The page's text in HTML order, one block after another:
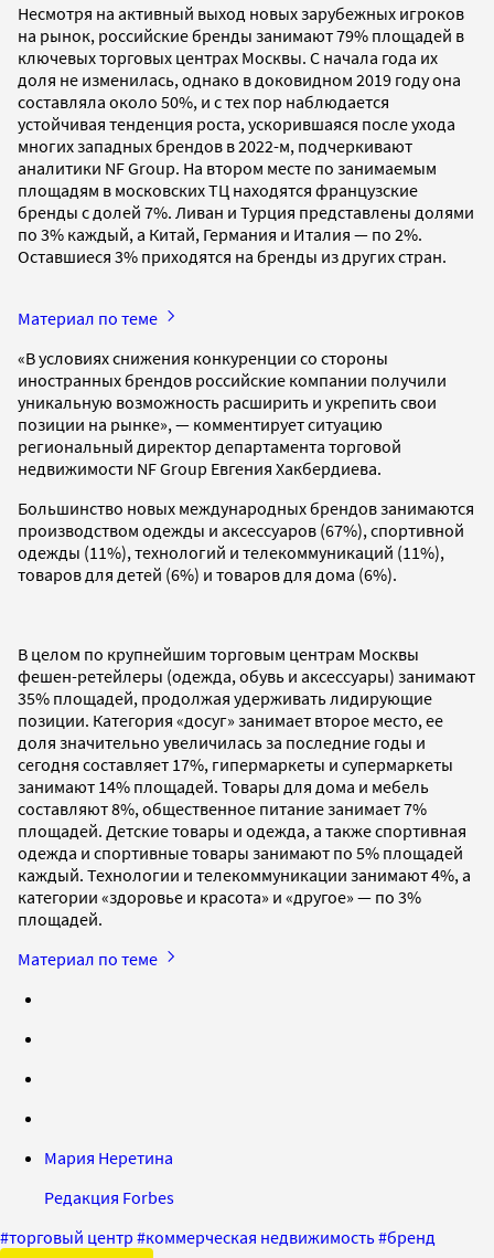
Несмотря на активный выход новых зарубежных игроков
на рынок, российские бренды занимают 79% площадей в
ключевых торговых центрах Москвы. С начала года их
доля не изменилась, однако в доковидном 2019 году она
составляла около 50%, и с тех пор наблюдается
устойчивая тенденция роста, ускорившаяся после ухода
многих западных брендов в 2022-м, подчеркивают
аналитики NF Group. На втором месте по занимаемым
площадям в московских ТЦ находятся французские
бренды с долей 7%. Ливан и Турция представлены долями
по 3% каждый, а Китай, Германия и Италия — по 2%.
Оставшиеся 3% приходятся на бренды из других стран.
Материал по теме
«В условиях снижения конкуренции со стороны
иностранных брендов российские компании получили
уникальную возможность расширить и укрепить свои
позиции на рынке», — комментирует ситуацию
региональный директор департамента торговой
недвижимости NF Group Евгения Хакбердиева.
Большинство новых международных брендов занимаются
производством одежды и аксессуаров (67%), спортивной
одежды (11%), технологий и телекоммуникаций (11%),
товаров для детей (6%) и товаров для дома (6%).
В целом по крупнейшим торговым центрам Москвы
фешен-ретейлеры (одежда, обувь и аксессуары) занимают
35% площадей, продолжая удерживать лидирующие
позиции. Категория «досуг» занимает второе место, ее
доля значительно увеличилась за последние годы и
сегодня составляет 17%, гипермаркеты и супермаркеты
занимают 14% площадей. Товары для дома и мебель
составляют 8%, общественное питание занимает 7%
площадей. Детские товары и одежда, а также спортивная
одежда и спортивные товары занимают по 5% площадей
каждый. Технологии и телекоммуникации занимают 4%, а
категории «здоровье и красота» и «другое» — по 3%
площадей.
Материал по теме
Мария Неретина
Редакция Forbes
#торговый центр #коммерческая недвижимость#бренд